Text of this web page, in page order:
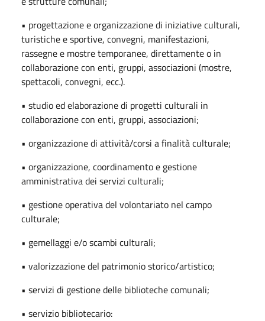
• progettazione e organizzazione di iniziative culturali,
turistiche e sportive, convegni, manifestazioni,
rassegne e mostre temporanee, direttamente o in
collaborazione con enti, gruppi, associazioni (mostre,
spettacoli, convegni, ecc.).
• studio ed elaborazione di progetti culturali in
collaborazione con enti, gruppi, associazioni;
• organizzazione di attività/corsi a finalità culturale;
• organizzazione, coordinamento e gestione
amministrativa dei servizi culturali;
• gestione operativa del volontariato nel campo
culturale;
• gemellaggi e/o scambi culturali;
• valorizzazione del patrimonio storico/artistico;
• servizi di gestione delle biblioteche comunali;
• servizio bibliotecario: